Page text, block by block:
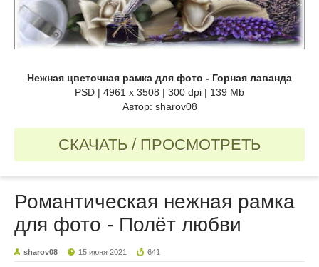
Нежная цветочная рамка для фото - Горная лаванда
PSD | 4961 х 3508 | 300 dpi | 139 Mb
Автор: sharov08
СКАЧАТЬ / ПРОСМОТРЕТЬ
Романтическая нежная рамка
для фото - Полёт любви
sharov08 15 июня 2021 641